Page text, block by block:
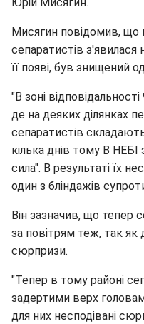
Юрій Мисягин.
Мисягин повідомив, що
сепаратистів з'явилася
її появі, був знищений
"В зоні
де на деяких ділянках
сепаратистів
кілька днів тому В
сила". В результаті їх
один з бліндажів
Він зазначив, що тепер
за повітрям теж, так як
сюрпризи.
"Тепер в тому районі
задертими верх
для них несподівані